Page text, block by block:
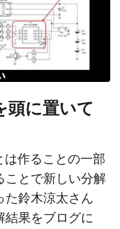
頭に置いて
作ることの一部
ことで新しい分解
た鈴木涼太さん
結果をブログに